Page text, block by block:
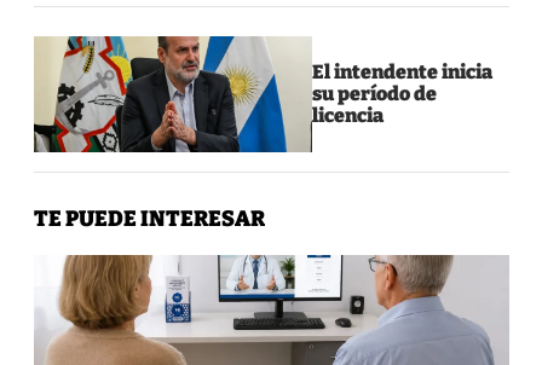
El intendente inicia
su período de
licencia
TE PUEDE INTERESAR